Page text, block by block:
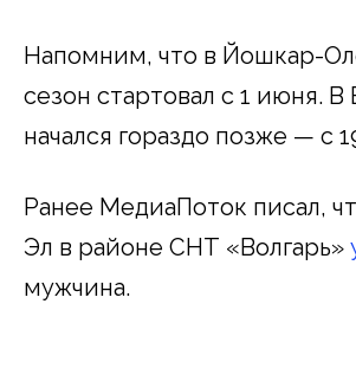
Напомним, что в Йошкар-
сезон стартовал с 1 июня. В
начался гораздо позже — с
Ранее МедиаПоток писал,
Эл в районе СНТ «Волгарь»
мужчина.